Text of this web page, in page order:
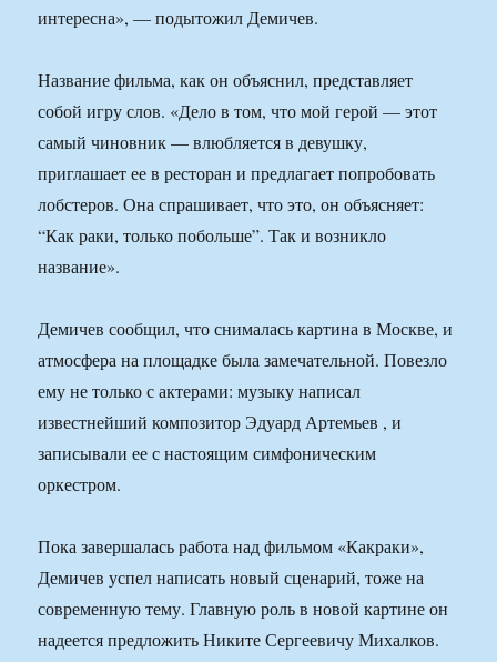
интересна», — подытожил Демичев.
Название фильма, как он объяснил, представляет
собой игру слов. «Дело в том, что мой герой — этот
самый чиновник — влюбляется в девушку,
приглашает ее в ресторан и предлагает попробовать
лобстеров. Она спрашивает, что это, он объясняет:
“Как раки, только побольше”. Так и возникло
название».
Демичев сообщил, что снималась картина в Москве, и
атмосфера на площадке была замечательной. Повезло
ему не только с актерами: музыку написал
известнейший композитор Эдуард Артемьев , и
записывали ее с настоящим симфоническим
оркестром.
Пока завершалась работа над фильмом «Какраки»,
Демичев успел написать новый сценарий, тоже на
современную тему. Главную роль в новой картине он
надеется предложить Никите Сергеевичу Михалков.